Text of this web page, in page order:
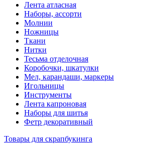
Лента атласная
Наборы, ассорти
Молнии
Ножницы
Ткани
Нитки
Тесьма отделочная
Коробочки, шкатулки
Мел, карандаши, маркеры
Игольницы
Инструменты
Лента капроновая
Наборы для шитья
Фетр декоративный
Товары для скрапбукинга